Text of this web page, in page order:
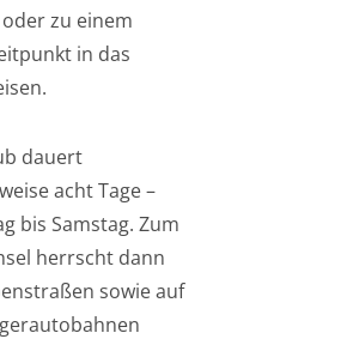
zu einem
in das
dauert
acht Tage –
bis Samstag. Zum
herrscht dann
sowie auf